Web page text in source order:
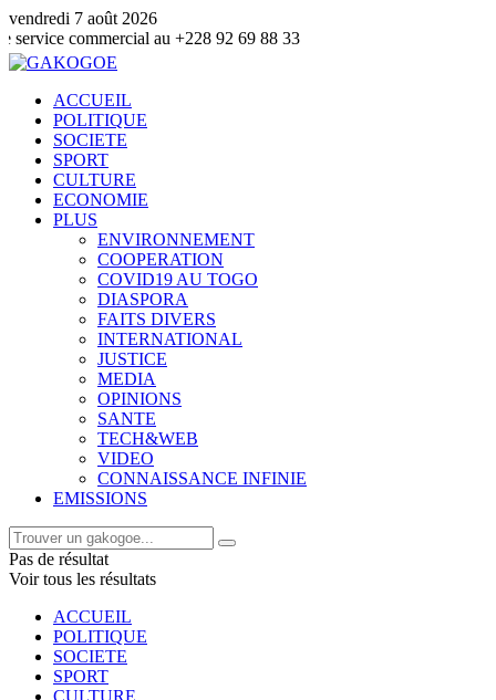
vendredi 7 août 2026
au +228 92 69 88 33
ACCUEIL
POLITIQUE
SOCIETE
SPORT
CULTURE
ECONOMIE
PLUS
ENVIRONNEMENT
COOPERATION
COVID19 AU TOGO
DIASPORA
FAITS DIVERS
INTERNATIONAL
JUSTICE
MEDIA
OPINIONS
SANTE
TECH&WEB
VIDEO
CONNAISSANCE INFINIE
EMISSIONS
Pas de résultat
Voir tous les résultats
ACCUEIL
POLITIQUE
SOCIETE
SPORT
CULTURE